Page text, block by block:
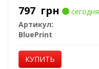
797 грн
сегодня
Артикул:
BluePrint
КУПИТЬ